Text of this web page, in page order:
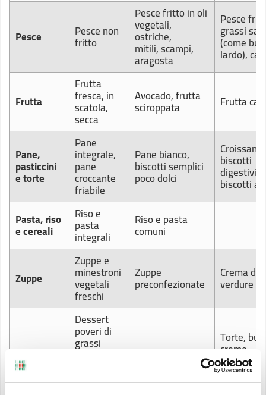
Pesce Pesce non
fritto
Pesce fritto in oli
vegetali,
ostriche,
mitili, scampi,
aragosta
Pesce
grassi
(come
lardo),
Frutta
Frutta
fresca, in
scatola,
secca
Avocado, frutta
sciroppata Frutta
Pane,
pasticcini
e torte
Pane
integrale,
pane
croccante
friabile
Pane bianco,
biscotti semplici
poco dolci
Croissant,
biscotti
digestivi,
biscotti al
Pasta, riso
e cereali
Riso e
pasta
integrali
Riso e pasta
comuni
Zuppe
Zuppe e
minestroni
vegetali
freschi
Zuppe
preconfezionate
Crema di
verdure
Dessert
Dessert
poveri di
grassi
(come
frutta,
sorbetti,
Torte, pasticcini,
gelato magro
Torte,
creme
budini
creme di